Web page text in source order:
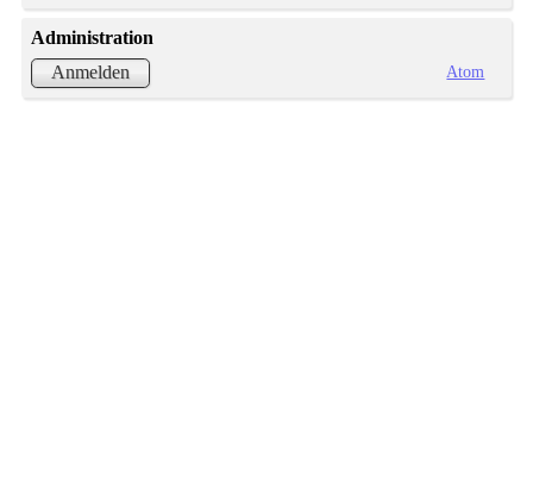
Administration
Anmelden
Atom